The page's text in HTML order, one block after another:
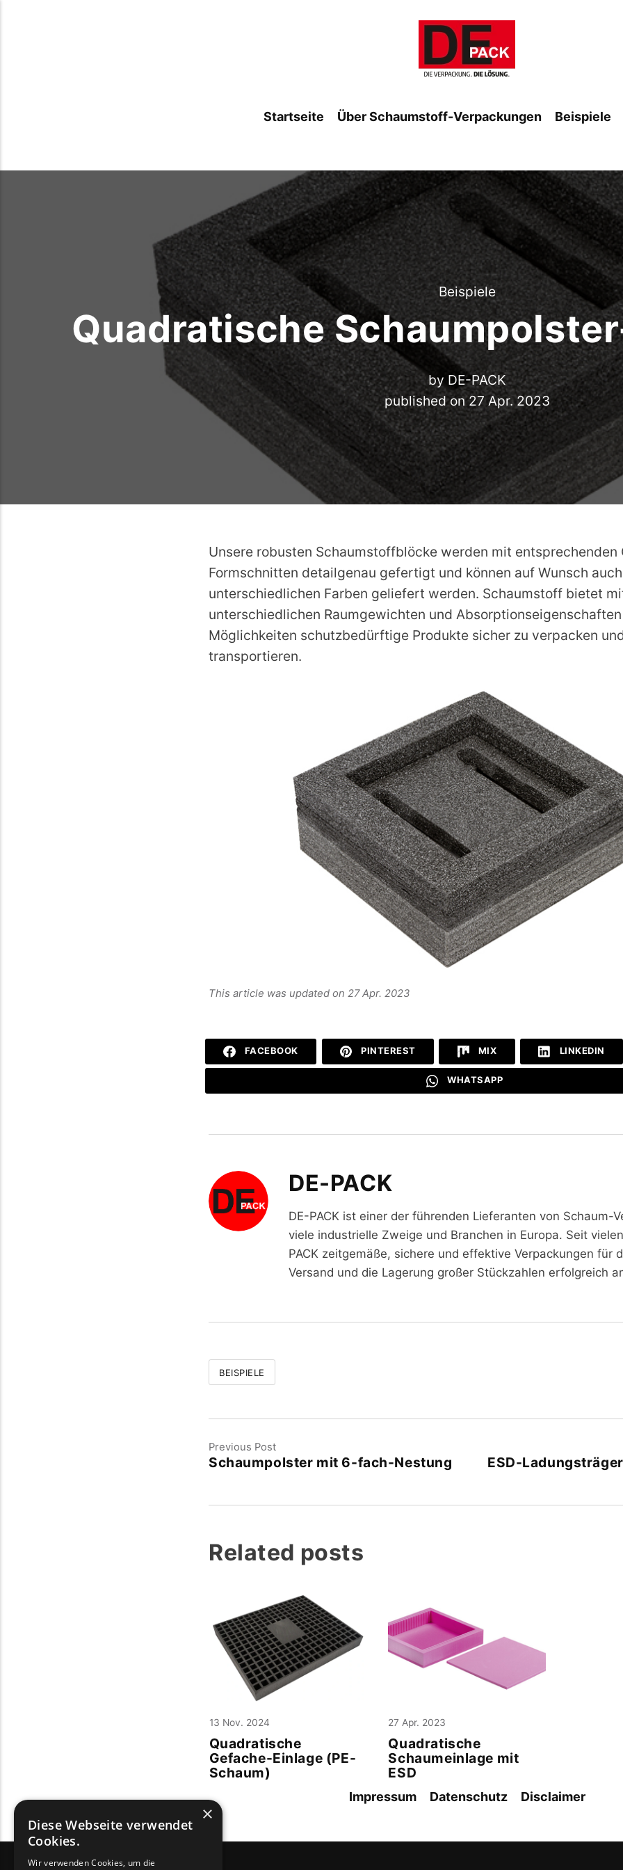
Startseite Über Schaumstoff-Verpackungen Beispiele
Beispiele
Quadratische
by DE-PACK
published on27 Apr. 2023
Unsere robusten Schaumstoffblöcke werden mit entsprechenden
Formschnitten detailgenau gefertigt und können auf Wunsch
unterschiedlichen Farben geliefert werden. Schaumstoff bietet
unterschiedlichen Raumgewichten und
Möglichkeiten schutzbedürftige Produkte sicher zu verpacken
transportieren.
This article was updated on 27 Apr. 2023
FACEBOOK PINTEREST MIX LINKEDIN
WHATSAPP
DE-PACK
DE-PACK ist einer der führenden Lieferanten von Schaum-
viele industrielle Zweige und Branchen in Europa. Seit
PACK zeitgemäße, sichere und effektive Verpackungen für
Versand und die Lagerung großer Stückzahlen erfolgreich
BEISPIELE
Previous Post
Schaumpolster mit 6-fach-Nestung ESD-
Related posts
13 Nov. 2024
Quadratische
Gefache-Einlage (PE-
Schaum)
27 Apr. 2023
Quadratische
Schaumeinlage mit
ESD
Impressum Datenschutz Disclaimer
×
Diese Webseite verwendet
Cookies.
Wir verwenden Cookies, um die